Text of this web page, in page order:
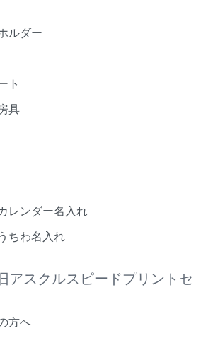
ルダー
ト
具
レンダー名入れ
ちわ名入れ
アスクルスピードプリントセ
方へ